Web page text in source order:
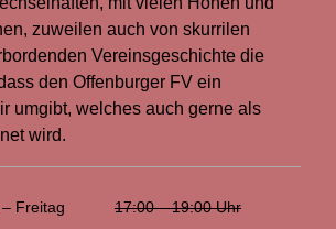
zuweilen auch von skurrilen
Vereinsgeschichte die
den Offenburger FV ein
umgibt, welches auch gerne als
wird.
Freitag 17:00 – 19:00 Uhr